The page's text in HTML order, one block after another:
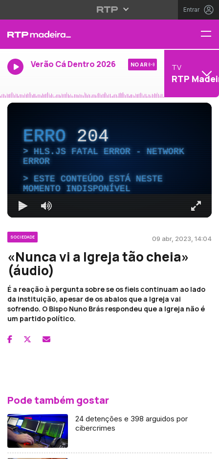
Entrar
Verão Cá Dentro 2026 NO AR TV
RTP
ERRO204
HLS.JS FATAL ERROR - NETWORK
ERROR
ESTE CONTEÚDO ESTÁ NESTE
MOMENTO INDISPONÍVEL
SOCIEDADE 09 abr, 2023, 14:04
«Nunca vi a Igreja tão cheia»
(áudio)
É a reação à pergunta sobre se os fieis continuam ao lado
da instituição, apesar de os abalos que a Igreja vai
sofrendo. O Bispo Nuno Brás respondeu que a Igreja não é
um partido político.
Pode também gostar
24 detenções e 398 arguidos por
cibercrimes